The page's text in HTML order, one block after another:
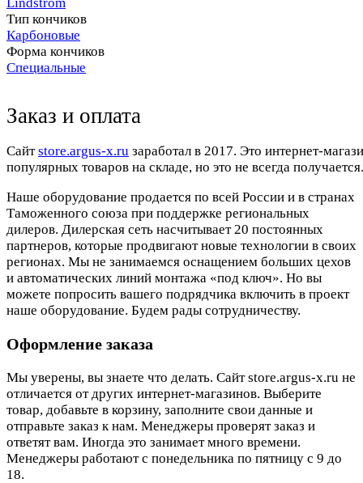
Тип кончиков
Карбоновые
Форма кончиков
Специальные
Заказ и оплата
Cайтstore.argus-x.ru заработал в 2017. Это интернет-
популярных товаров на складе, но это не всегда
Наше оборудование продается по всей России и в странах
Таможенного союза при поддержке региональных
дилеров. Дилерская сеть насчитывает 20 постоянных
партнеров, которые продвигают новые технологии в своих
регионах. Мы не занимаемся оснащением больших цехов
и автоматических линий монтажа «под ключ». Но вы
можете попросить вашего подрядчика включить в проект
наше оборудование. Будем рады сотрудничеству.
Оформление заказа
Мы уверены, вы знаете что делать. Сайт store.argus-x.ru не
отличается от других интернет-магазинов. Выберите
товар, добавьте в корзину, заполните свои данные и
отправьте заказ к нам. Менеджеры проверят заказ и
ответят вам. Иногда это занимает много времени.
Менеджеры работают с понедельника по пятницу с 9 до
18.